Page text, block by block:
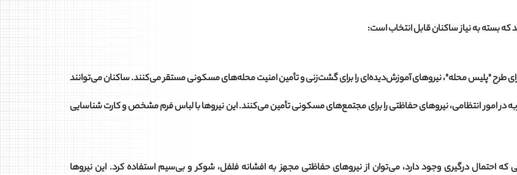
که بسته به نیاز ساکنان قابل انتخاب است:
طرح "پلیس محله"، نیروهای آموزش‌دیده‌ای را برای گشت‌زنی و تأمین امنیت محله‌های مسکونی مستقر می‌کنند. ساکنان می‌توانند
در امور انتظامی، نیروهای حفاظتی را برای مجتمع‌های مسکونی تأمین می‌کنند. این نیروها با لباس فرم مشخص و کارت شناسایی
که احتمال درگیری وجود دارد، می‌توان از نیروهای حفاظتی مجهز به افشانه فلفل، شوکر و بی‌سیم استفاده کرد. این نیروها